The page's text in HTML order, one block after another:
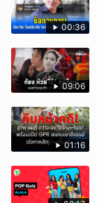
00:36
09:06
01:16